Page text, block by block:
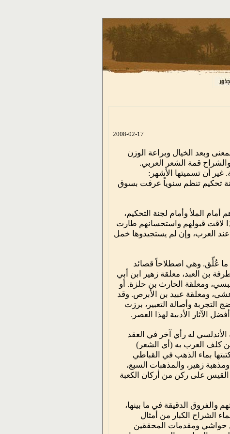
2008-02-17
وبعد الخيال وبراعة الوزن
والشراح قمة الشعر العربي.
غير أن تسميتها الأشهر:
تحكيم تنظم سنوياً عرفت بسوق
الملأ وأمام لجنة التحكيم،
لاقت قبولهم واستحسانهم طارت
العرب، وإن لم يستجيدوها خمل
عُلِّق. وهي اصطلاحاً قصائد
بن العبد، معلقة زهير ابن أبي
ومعلقة الحارث بن حلزة. أو
ومعلقة عبيد بن الأبرص. وقد
التجربة وأصالة التعبير، برزت
الأدبية لهذا العصر.
الأندلسي له رأي آخر في العقد
من كلف العرب به (أي الشعر)
بماء الذهب في القباطي
زهير، والمذهبات السبع،
على ركن من أركان الكعبة
والفروق الدقيقة في ما بينها،
الشراح الكبار من أمثال
حواشي ومقدمات المحققين